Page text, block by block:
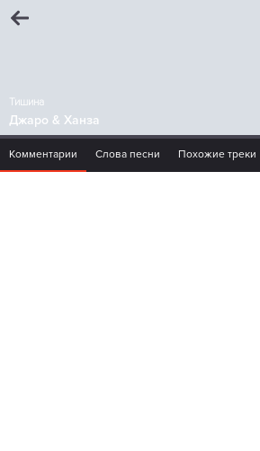
Тишина
Джаро & Ханза
Комментарии Слова песни Похожие треки